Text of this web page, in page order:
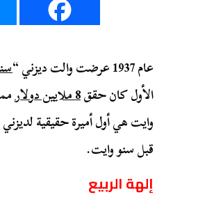
عام 1937 عرضت والت ديزني “
الأول كان حقق8 ملايين دولار
وايت هي أول أميرة حقيقية
قبل سنو وايت.
إلهة الربيع